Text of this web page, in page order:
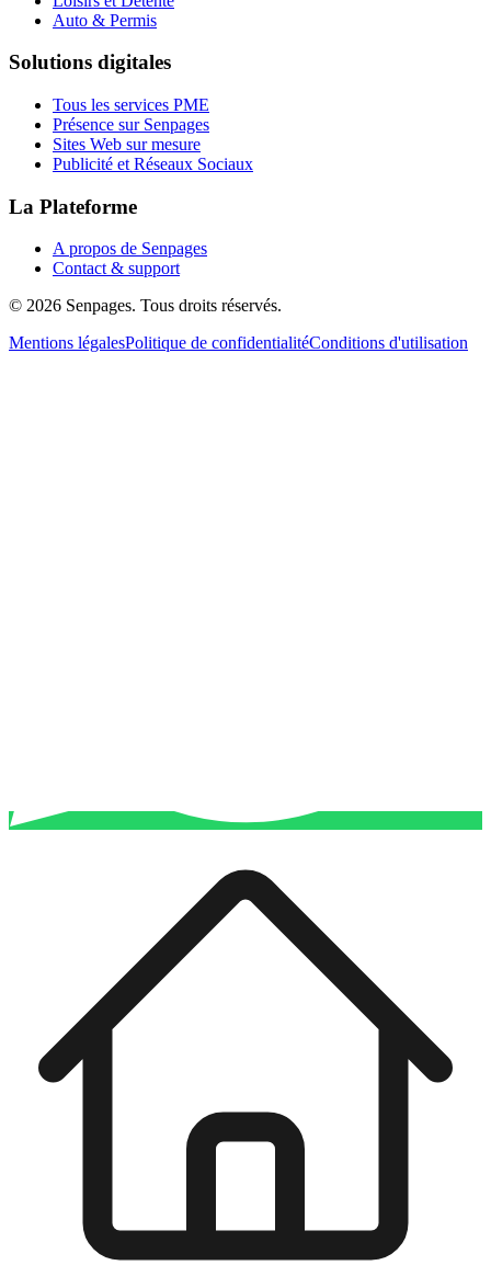
Auto & Permis
Solutions digitales
Tous les services PME
Présence sur Senpages
Sites Web sur mesure
Publicité et Réseaux Sociaux
La Plateforme
A propos de Senpages
Contact & support
© 2026 Senpages. Tous droits réservés.
Mentions légalesPolitique de confidentialitéConditions d'utilisation